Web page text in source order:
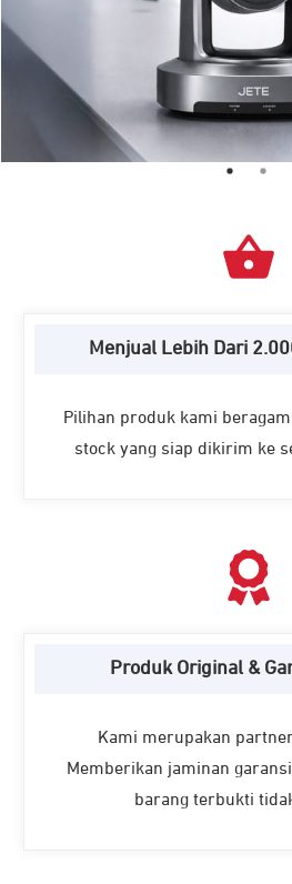
Menjual Lebih Dari
Pilihan produk kami
stock yang siap dikirim ke
Produk Original &
Kami merupakan
Memberikan jaminan
barang terbukti